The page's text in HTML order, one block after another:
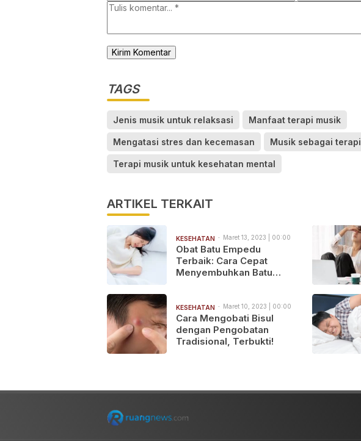
TAGS
Jenis musik untuk relaksasi Manfaat terapi musik
Mengatasi stres dan kecemasan Musik sebagai terapi
Terapi musik untuk kesehatan mental
ARTIKEL TERKAIT
KESEHATAN Maret 13, 2023 | 00:00
Obat Batu Empedu
Terbaik: Cara Cepat
Menyembuhkan Batu
KESEHATAN Maret 10, 2023 | 00:00
Cara Mengobati Bisul
dengan Pengobatan
Tradisional, Terbukti!